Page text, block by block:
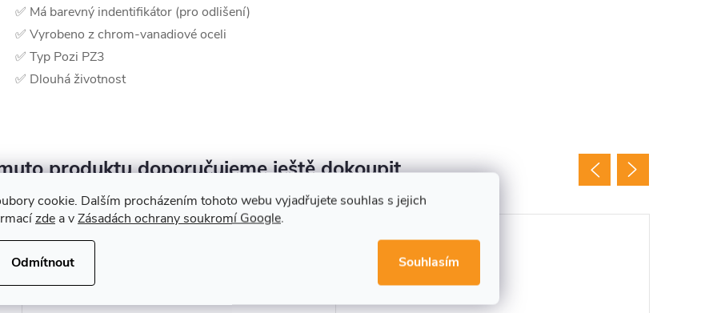
cookie. Dalším procházením tohoto webu vyjadřujete souhlas s jejich
zde a vZásadách ochrany soukromí Google.
Odmítnout Souhlasím
✅ Má barevný indentifikátor (pro odlišení)
✅ Vyrobeno z chrom-vanadiové oceli
✅ Typ Pozi PZ3
✅ Dlouhá životnost
produktu doporučujeme ještě dokoupit